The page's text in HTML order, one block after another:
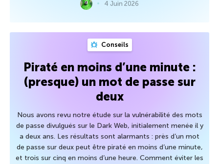
4 Juin 2026
Conseils
Piraté en moins d’une minute :
(presque) un mot de passe sur
deux
Nous avons revu notre étude sur la vulnérabilité des mots
de passe divulgués sur le Dark Web, initialement menée il y
a deux ans. Les résultats sont alarmants : près d’un mot
de passe sur deux peut être piraté en moins d’une minute,
et trois sur cinq en moins d’une heure. Comment éviter les